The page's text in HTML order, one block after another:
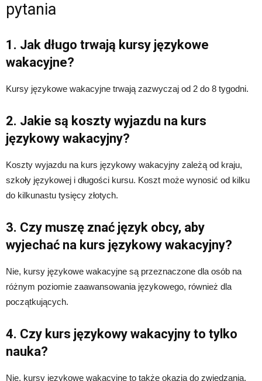
pytania
1. Jak długo trwają kursy językowe
wakacyjne?
Kursy językowe wakacyjne trwają zazwyczaj od 2 do 8 tygodni.
2. Jakie są koszty wyjazdu na kurs
językowy wakacyjny?
Koszty wyjazdu na kurs językowy wakacyjny zależą od kraju,
szkoły językowej i długości kursu. Koszt może wynosić od kilku
do kilkunastu tysięcy złotych.
3. Czy muszę znać język obcy, aby
wyjechać na kurs językowy wakacyjny?
Nie, kursy językowe wakacyjne są przeznaczone dla osób na
różnym poziomie zaawansowania językowego, również dla
początkujących.
4. Czy kurs językowy wakacyjny to tylko
nauka?
Nie, kursy językowe wakacyjne to także okazja do zwiedzania,